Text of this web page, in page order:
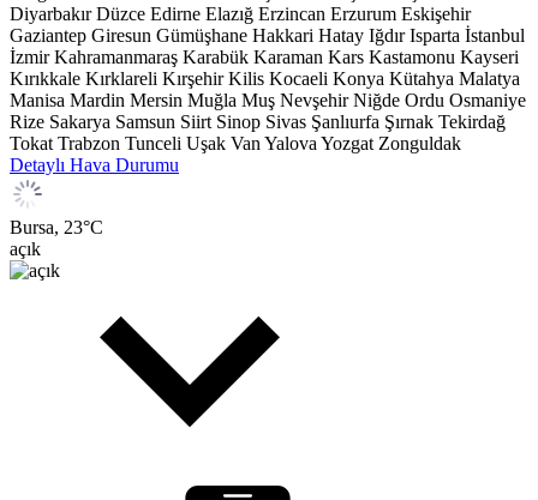
Diyarbakır Düzce Edirne Elazığ Erzincan Erzurum Eskişehir
Gaziantep Giresun Gümüşhane Hakkari Hatay Iğdır Isparta İstanbul
İzmir Kahramanmaraş Karabük Karaman Kars Kastamonu Kayseri
Kırıkkale Kırklareli Kırşehir Kilis Kocaeli Konya Kütahya Malatya
Manisa Mardin Mersin Muğla Muş Nevşehir Niğde Ordu Osmaniye
Rize Sakarya Samsun Siirt Sinop Sivas Şanlıurfa Şırnak Tekirdağ
Tokat Trabzon Tunceli Uşak Van Yalova Yozgat Zonguldak
Detaylı Hava Durumu
Bursa, 23°C
açık